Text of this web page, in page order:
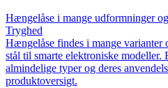
Hængelåse i mange udformninger
Tryghed
Hængelåse findes i mange varianter
stål til smarte elektroniske modeller.
almindelige typer og deres
produktoversigt.